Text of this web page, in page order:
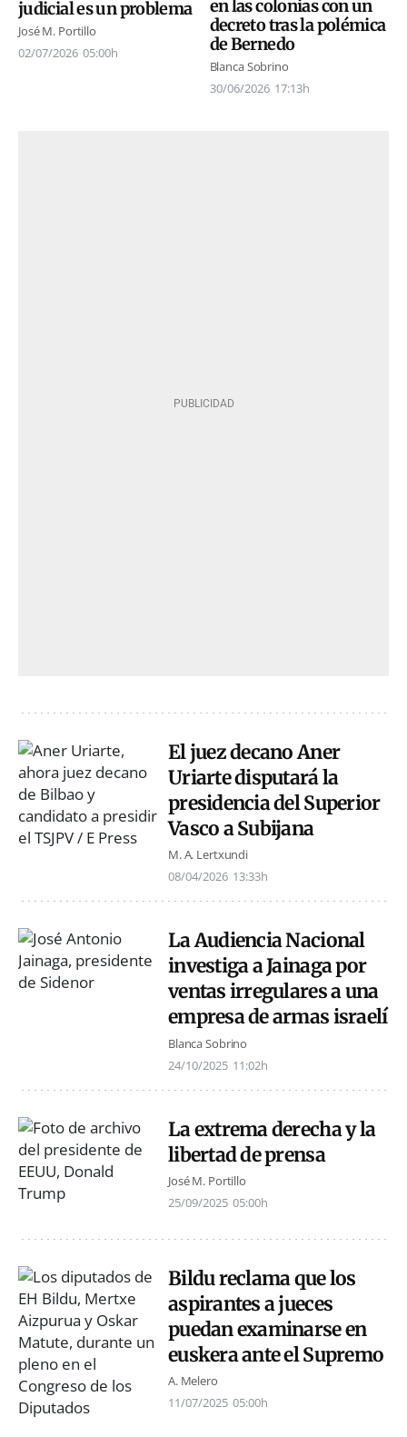
judicial es un problema
José M. Portillo
02/07/2026 05:00h
en las colonias con un
decreto tras la polémica
de Bernedo
Blanca Sobrino
30/06/2026 17:13h
El juez decano Aner
Uriarte disputará la
presidencia del Superior
Vasco a Subijana
M. A. Lertxundi
08/04/2026 13:33h
La Audiencia Nacional
investiga a Jainaga por
ventas irregulares a una
empresa de armas israelí
Blanca Sobrino
24/10/2025 11:02h
La extrema derecha y la
libertad de prensa
José M. Portillo
25/09/2025 05:00h
Bildu reclama que los
aspirantes a jueces
puedan examinarse en
euskera ante el Supremo
A. Melero
11/07/2025 05:00h